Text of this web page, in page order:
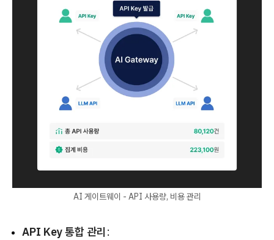
AI 게이트웨이 - API 사용량, 비용 관리
API Key 통합 관리 :